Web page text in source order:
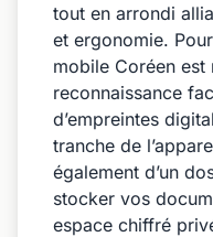
tout en arrondi
et ergonomie.
mobile Coréen
reconnaissance
d’empreintes
tranche de
également d’un
stocker vos
espace chiffré